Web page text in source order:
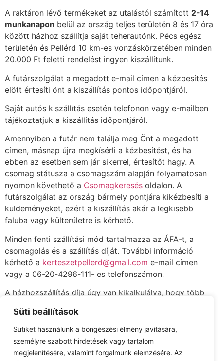
Süti beállítások
Sütiket használunk a böngészési élmény javítására,
személyre szabott hirdetések vagy tartalom
megjelenítésére, valamint forgalmunk elemzésére. Az
A raktáron lévő termékeket az utalástól számított 2-14
munkanapon belül az ország teljes területén 8 és 17 óra
között házhoz szállítja saját teherautónk. Pécs egész
területén és Pellérd 10 km-es vonzáskörzetében minden
20.000 Ft feletti rendelést ingyen kiszállítunk.
A futárszolgálat a megadott e-mail címen a kézbesítés
elött értesíti önt a kiszállítás pontos időpontjáról.
Saját autós kiszállítás esetén telefonon vagy e-mailben
tájékoztatjuk a kiszállítás időpontjáról.
Amennyiben a futár nem találja meg Önt a megadott
címen, másnap újra megkísérli a kézbesítést, és ha
ebben az esetben sem jár sikerrel, értesítőt hagy. A
csomag státusza a csomagszám alapján folyamatosan
nyomon követhető a Csomagkeresés oldalon. A
futárszolgálat az ország bármely pontjára kikézbesíti a
küldeményeket, ezért a kiszállítás akár a legkisebb
faluba vagy külterületre is kérhető.
Minden fenti szállítási mód tartalmazza az ÁFA-t, a
csomagolás és a szállítás díját. További információ
kérhető a kerteszetpellerd@gmail.com e-mail címen
vagy a 06-20-4296-111- es telefonszámon.
A házhozszállítás díja úgy van kikalkulálva, hogy több
végösszegétől függ, nem pedig a csomagok számától!!!
Saját teherautós szállítás esetén, nincs méret és
mennyiségi határ! A webáruházban szereplő összes
növény megrendelhető!